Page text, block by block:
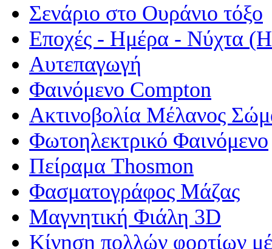
Σενάριο στο Ουράνιο τόξο
Εποχές - Ημέρα - Νύχτα
Αυτεπαγωγή
Φαινόμενο Compton
Ακτινοβολία Μέλανος
Φωτοηλεκτρικό Φαινόμενο
Πείραμα Thosmon
Φασματογράφος Μάζας
Μαγνητική Φιάλη 3D
Κίνηση πολλών φορτίων